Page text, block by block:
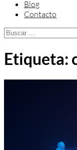
Blog
Contacto
Buscar:
Etiqueta: